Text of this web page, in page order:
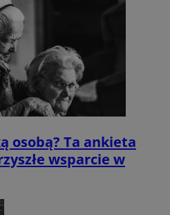
osobą? Ta ankieta
wsparcie w